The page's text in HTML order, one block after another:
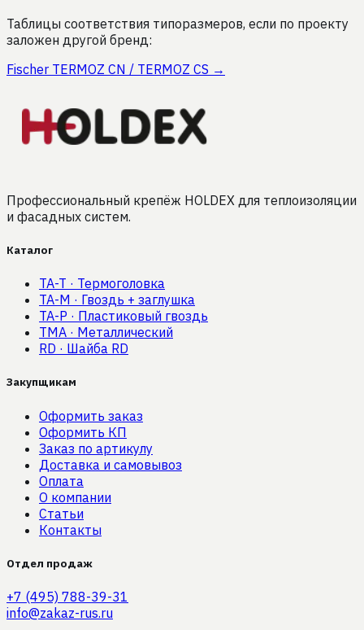
Таблицы соответствия типоразмеров, если по проекту
заложен другой бренд:
Fischer TERMOZ CN / TERMOZ CS →
Профессиональный крепёж HOLDEX для теплоизоляции
и фасадных систем.
Каталог
TA-T · Термоголовка
TA-M · Гвоздь + заглушка
TA-P · Пластиковый гвоздь
TMA · Металлический
RD · Шайба RD
Закупщикам
Оформить заказ
Оформить КП
Заказ по артикулу
Доставка и самовывоз
Оплата
О компании
Статьи
Контакты
Отдел продаж
+7 (495) 788-39-31
info@zakaz-rus.ru